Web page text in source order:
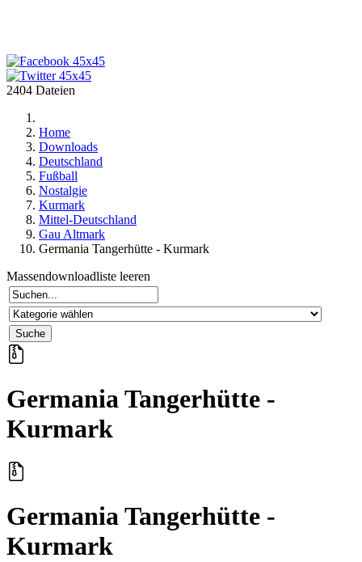
2404 Dateien
Home
Downloads
Deutschland
Fußball
Nostalgie
Kurmark
Mittel-Deutschland
Gau Altmark
Germania Tangerhütte - Kurmark
Massendownloadliste leeren
Germania Tangerhütte -
Kurmark
Germania Tangerhütte -
Kurmark